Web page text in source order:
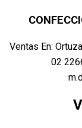
Ventas En:
02